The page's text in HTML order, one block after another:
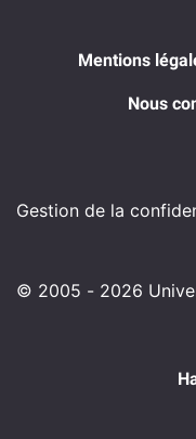
Mentions
Nous
Gestion de la
© 2005 - 2026